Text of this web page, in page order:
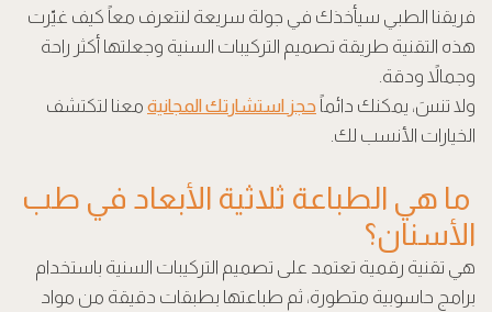
فريقنا الطبي سيأخذك في جولة سريعة لنتعرف معاً كيف غيّرت
هذه التقنية طريقة تصميم التركيبات السنية وجعلتها أكثر راحة
وجمالاً ودقة.
ولا تنسَ، يمكنك دائماً حجز استشارتك المجانية معنا لتكتشف
الخيارات الأنسب لك.
ما هي الطباعة ثلاثية الأبعاد في طب
الأسنان؟
هي تقنية رقمية تعتمد على تصميم التركيبات السنية باستخدام
برامج حاسوبية متطورة، ثم طباعتها بطبقات دقيقة من مواد